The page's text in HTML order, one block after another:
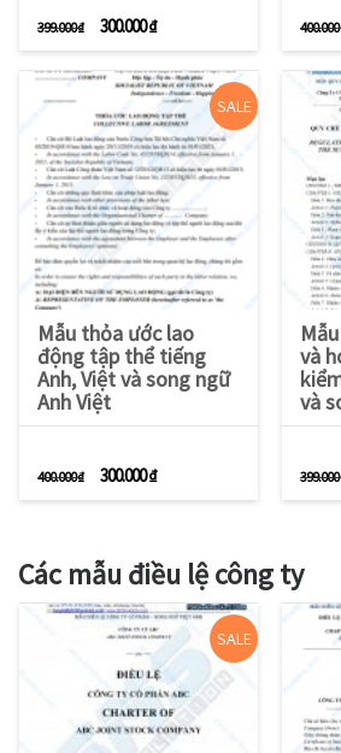
399.000₫ Giá gốc là: 399.000 ₫.
300.000₫ Giá hiện tại là: 300.000 ₫.
400.000
Mẫu thỏa ước lao
động tập thể tiếng
Anh, Việt và song ngữ
Anh Việt
400.000₫ Giá gốc là: 400.000 ₫.
300.000₫ Giá hiện tại là: 300.000 ₫.
SALE
và
và
399.000
Các mẫu điều lệ công ty
SALE